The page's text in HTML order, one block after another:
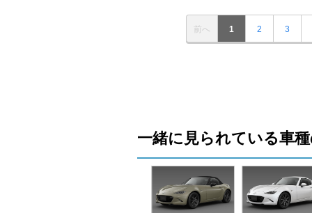
前へ 1 2 3
一緒に見られている車